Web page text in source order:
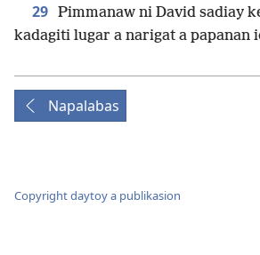
29 Pimmanaw ni David sadiay
kadagiti lugar a narigat a papanan
Napalabas
Copyright daytoy a publikasion